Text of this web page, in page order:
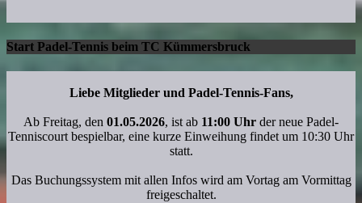
Start Padel-Tennis beim TC Kümmersbruck
Liebe Mitglieder und Padel-Tennis-Fans,
Ab Freitag, den 01.05.2026, ist ab 11:00 Uhr der neue Padel-
Tenniscourt bespielbar, eine kurze Einweihung findet um 10:30 Uhr
statt.
Das Buchungssystem mit allen Infos wird am Vortag am Vormittag
freigeschaltet.